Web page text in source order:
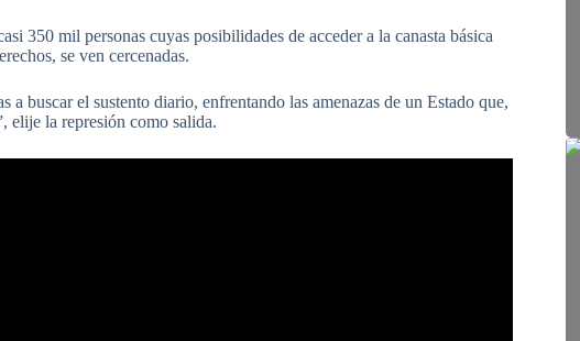
350 mil personas cuyas posibilidades de acceder a la canasta básica
se ven cercenadas.
buscar el sustento diario, enfrentando las amenazas de un Estado que,
elije la represión como salida.